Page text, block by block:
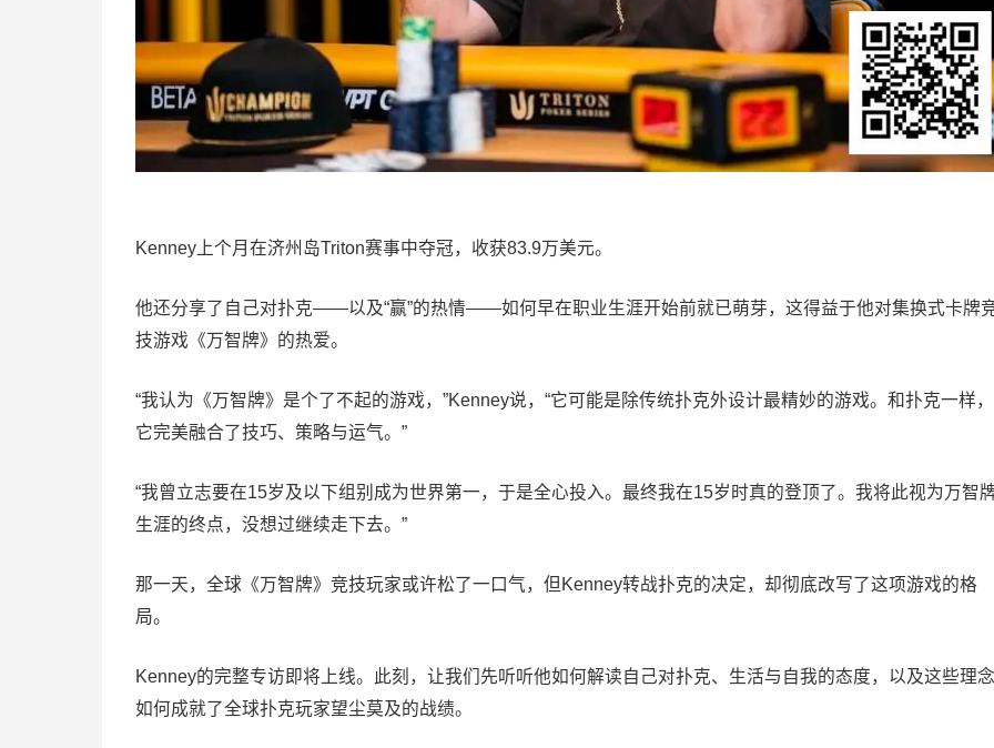
Kenney上个月在济州岛Triton赛事中夺冠，收获83.9万美元。
他还分享了自己对扑克——以及“赢”的热情——如何早在职业生涯开始前就已萌芽，这得益于他对集换式卡牌
技游戏《万智牌》的热爱。
“我认为《万智牌》是个了不起的游戏，”Kenney说，“它可能是除传统扑克外设计最精妙的游戏。和扑克一样，
它完美融合了技巧、策略与运气。”
“我曾立志要在15岁及以下组别成为世界第一，于是全心投入。最终我在15岁时真的登顶了。我将此视为万智
生涯的终点，没想过继续走下去。”
那一天，全球《万智牌》竞技玩家或许松了一口气，但Kenney转战扑克的决定，却彻底改写了这项游戏的格
局。
Kenney的完整专访即将上线。此刻，让我们先听听他如何解读自己对扑克、生活与自我的态度，以及这些理念
如何成就了全球扑克玩家望尘莫及的战绩。